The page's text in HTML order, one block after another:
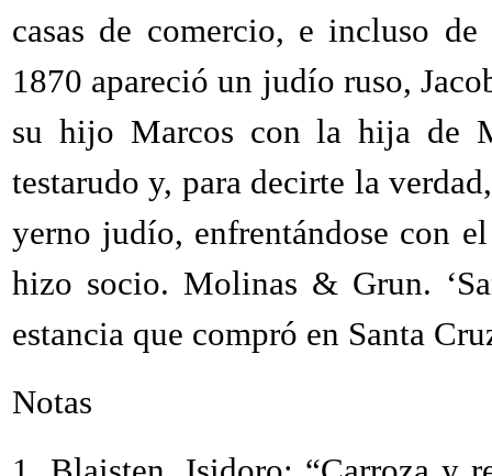
casas de comercio, e incluso
1870 apareció un judío ruso,
su hijo Marcos con la hija de
testarudo y, para decirte la
yerno judío, enfrentándose con
hizo socio. Molinas & Grun.
estancia que compró en Santa
Notas